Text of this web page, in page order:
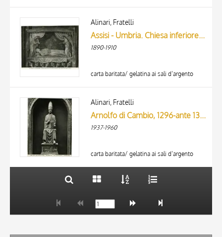
Alinari, Fratelli
Assisi - Umbria. Chiesa inferiore di S. Francesco. Monumento a Giov. Gaetano Orsini. (Agnolo da Siena.)
1890-1910
carta baritata/ gelatina ai sali d’argento
Alinari, Fratelli
Arnolfo di Cambio, 1296-ante 1300: Bonifacio VIII, statua in marmo per la facciata del duomo. Firenze, Museo dell'Opera del duomo., Firenze. Museo dell'Opera del Duomo - Papa Bonifacio VIII - (attr. a Arnolfo di Cambio)
1937-1960
carta baritata/ gelatina ai sali d’argento
TITLE
ARTISTA
20 RESULTS